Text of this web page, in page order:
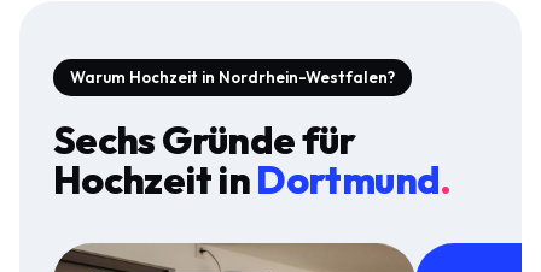
Warum Hochzeit in Nordrhein-Westfalen?
Sechs Gründe für
HochzeitinDortmund.